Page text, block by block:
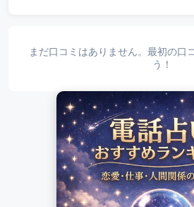
まだ口コミはありません。最初の口
う！